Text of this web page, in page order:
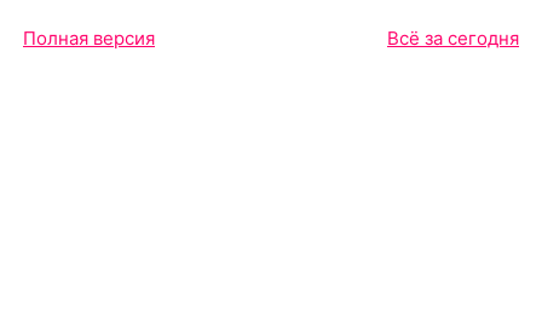
Полная версия Всё за сегодня